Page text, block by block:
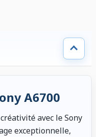
A6700
avec le Sony
exceptionnelle,